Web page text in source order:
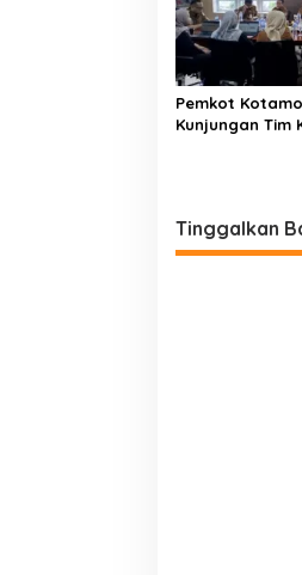
Pemkot
Kunjungan Tim
Tinggalkan